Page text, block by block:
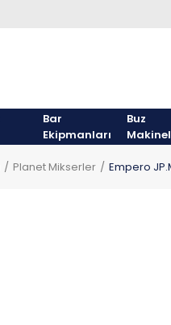
Bar
Ekipmanları
Buz
Planet Mikserler Empero